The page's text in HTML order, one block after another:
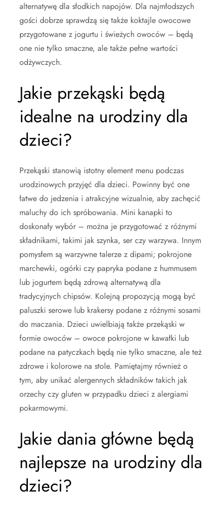
alternatywę dla słodkich napojów. Dla najmłodszych
gości dobrze sprawdzą się także koktajle owocowe
przygotowane z jogurtu i świeżych owoców – będą
one nie tylko smaczne, ale także pełne wartości
odżywczych.
Jakie przekąski będą
idealne na urodziny dla
dzieci?
Przekąski stanowią istotny element menu podczas
urodzinowych przyjęć dla dzieci. Powinny być one
łatwe do jedzenia i atrakcyjne wizualnie, aby zachęcić
maluchy do ich spróbowania. Mini kanapki to
doskonały wybór – można je przygotować z różnymi
składnikami, takimi jak szynka, ser czy warzywa. Innym
pomysłem są warzywne talerze z dipami; pokrojone
marchewki, ogórki czy papryka podane z hummusem
lub jogurtem będą zdrową alternatywą dla
tradycyjnych chipsów. Kolejną propozycją mogą być
paluszki serowe lub krakersy podane z różnymi sosami
do maczania. Dzieci uwielbiają także przekąski w
formie owoców – owoce pokrojone w kawałki lub
podane na patyczkach będą nie tylko smaczne, ale też
zdrowe i kolorowe na stole. Pamiętajmy również o
tym, aby unikać alergennych składników takich jak
orzechy czy gluten w przypadku dzieci z alergiami
pokarmowymi.
Jakie dania główne będą
najlepsze na urodziny dla
dzieci?